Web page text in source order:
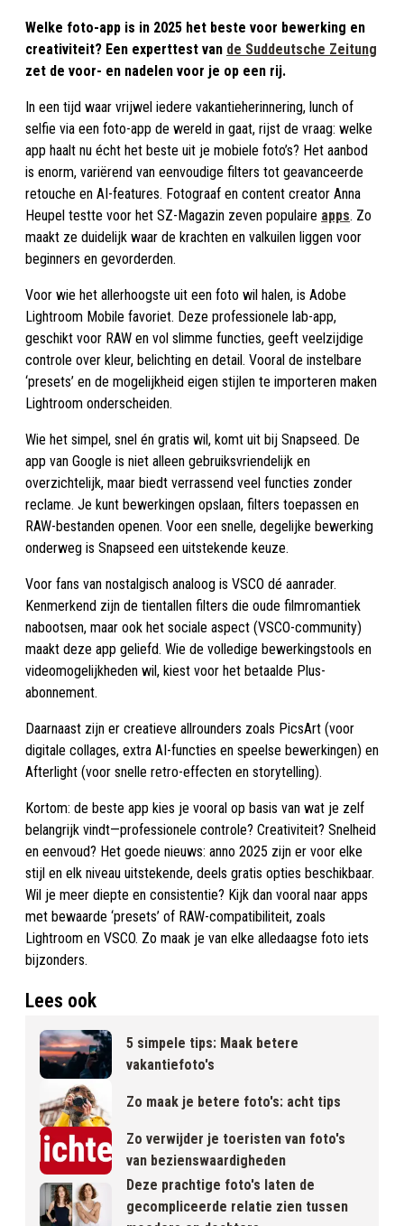
Welke foto-app is in 2025 het beste voor bewerking en
creativiteit? Een experttest van de Suddeutsche Zeitung
zet de voor- en nadelen voor je op een rij.
In een tijd waar vrijwel iedere vakantieherinnering, lunch of
selfie via een foto-app de wereld in gaat, rijst de vraag: welke
app haalt nu écht het beste uit je mobiele foto’s? Het aanbod
is enorm, variërend van eenvoudige filters tot geavanceerde
retouche en AI-features. Fotograaf en content creator Anna
Heupel testte voor het SZ-Magazin zeven populaire apps. Zo
maakt ze duidelijk waar de krachten en valkuilen liggen voor
beginners en gevorderden.
Voor wie het allerhoogste uit een foto wil halen, is Adobe
Lightroom Mobile favoriet. Deze professionele lab-app,
geschikt voor RAW en vol slimme functies, geeft veelzijdige
controle over kleur, belichting en detail. Vooral de instelbare
‘presets’ en de mogelijkheid eigen stijlen te importeren maken
Lightroom onderscheiden.
Wie het simpel, snel én gratis wil, komt uit bij Snapseed. De
app van Google is niet alleen gebruiksvriendelijk en
overzichtelijk, maar biedt verrassend veel functies zonder
reclame. Je kunt bewerkingen opslaan, filters toepassen en
RAW-bestanden openen. Voor een snelle, degelijke bewerking
onderweg is Snapseed een uitstekende keuze.
Voor fans van nostalgisch analoog is VSCO dé aanrader.
Kenmerkend zijn de tientallen filters die oude filmromantiek
nabootsen, maar ook het sociale aspect (VSCO-community)
maakt deze app geliefd. Wie de volledige bewerkingstools en
videomogelijkheden wil, kiest voor het betaalde Plus-
abonnement.
Daarnaast zijn er creatieve allrounders zoals PicsArt (voor
digitale collages, extra AI-functies en speelse bewerkingen) en
Afterlight (voor snelle retro-effecten en storytelling).
Kortom: de beste app kies je vooral op basis van wat je zelf
belangrijk vindt—professionele controle? Creativiteit? Snelheid
en eenvoud? Het goede nieuws: anno 2025 zijn er voor elke
stijl en elk niveau uitstekende, deels gratis opties beschikbaar.
Wil je meer diepte en consistentie? Kijk dan vooral naar apps
met bewaarde ‘presets’ of RAW-compatibiliteit, zoals
Lightroom en VSCO. Zo maak je van elke alledaagse foto iets
bijzonders.
Lees ook
5 simpele tips: Maak betere
vakantiefoto's
Zo maak je betere foto's: acht tips
Zo verwijder je toeristen van foto's
van bezienswaardigheden
Deze prachtige foto's laten de
gecompliceerde relatie zien tussen